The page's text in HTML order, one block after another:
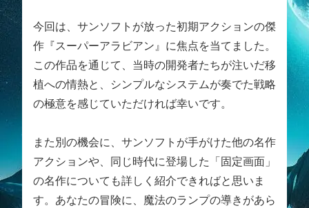
今回は、サンソフトが放った初期アクションの傑
作『スーパーアラビアン』に焦点を当てました。
この作品を通じて、当時の開発者たちが注いだ移
植への情熱と、シンプルなシステムが奏でた戦略
の極意を感じていただければ幸いです。
また別の機会に、サンソフトが手がけた他の名作
アクションや、同じ時代に登場した「固定画面」
の名作についても詳しく紹介できればと思いま
す。あなたの冒険に、魔法のランプの導きがあら